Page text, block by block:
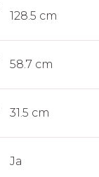
128.5 cm
58.7 cm
31.5 cm
Ja